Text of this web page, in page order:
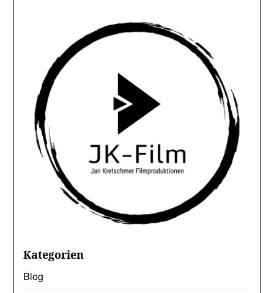
Kategorien
Blog